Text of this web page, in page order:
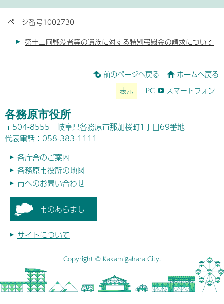
ページ番号1002730
第十二回戦没者等の遺族に対する特別弔慰金の請求について
前のページへ戻る ホームへ戻る
表示 PC スマートフォン
各務原市役所
〒504-8555 岐阜県各務原市那加桜町1丁目69番地
代表電話：058-383-1111
各庁舎のご案内
各務原市役所の地図
市へのお問い合わせ
市のあらまし
サイトについて
Copyright © Kakamigahara City.